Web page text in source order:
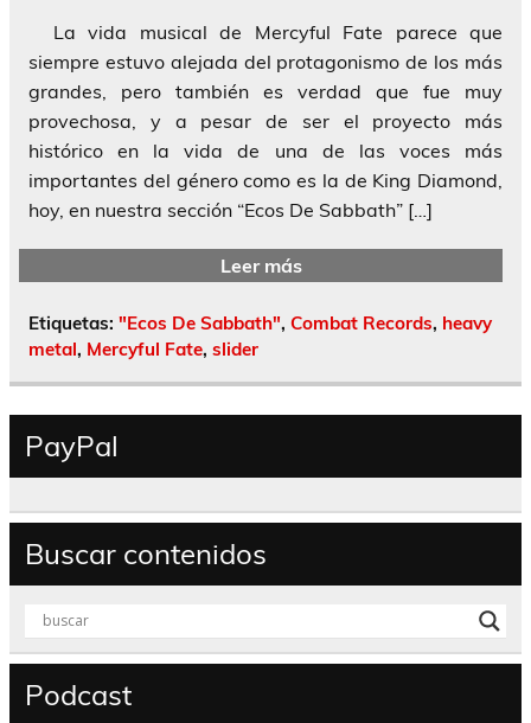
La vida musical de Mercyful Fate parece que
siempre estuvo alejada del protagonismo de los más
grandes, pero también es verdad que fue muy
provechosa, y a pesar de ser el proyecto más
histórico en la vida de una de las voces más
importantes del género como es la de King Diamond,
hoy, en nuestra sección “Ecos De Sabbath” […]
Leer más
Etiquetas: "Ecos De Sabbath", Combat Records, heavy
metal, Mercyful Fate, slider
PayPal
Buscar contenidos
Podcast